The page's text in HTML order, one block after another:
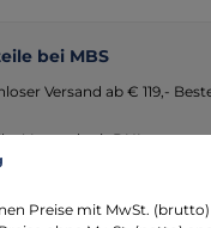
bei MBS
Versand ab € 119,-
Versand mit DHL
15 Jahren kompetenter
Preise mit MwSt.